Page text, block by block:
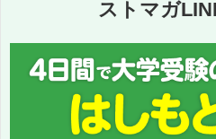
ストマガ